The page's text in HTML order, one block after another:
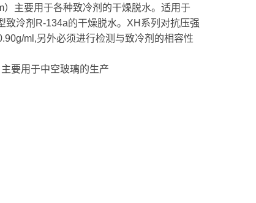
主要用于各种致冷剂的干燥脱水。适用于
致泠剂R-134a的干燥脱水。XH系列对抗压强
ml,另外必须进行检测与致冷剂的相容性
要用于中空玻璃的生产